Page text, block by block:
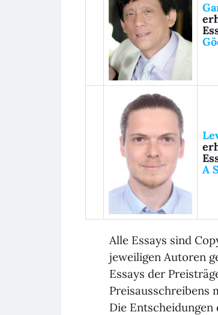
A
Alle Essays sind
jeweiligen Autoren
Essays der
Preisausschreibens
Die